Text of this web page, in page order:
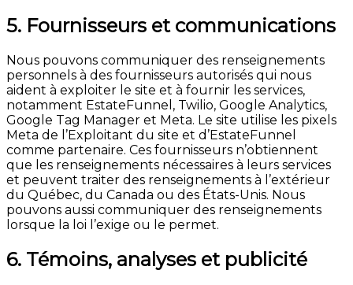
5. Fournisseurs et communications
Nous pouvons communiquer des renseignements
personnels à des fournisseurs autorisés qui nous
aident à exploiter le site et à fournir les services,
notamment EstateFunnel, Twilio, Google Analytics,
Google Tag Manager et Meta. Le site utilise les pixels
Meta de l’Exploitant du site et d’EstateFunnel
comme partenaire. Ces fournisseurs n’obtiennent
que les renseignements nécessaires à leurs services
et peuvent traiter des renseignements à l’extérieur
du Québec, du Canada ou des États-Unis. Nous
pouvons aussi communiquer des renseignements
lorsque la loi l’exige ou le permet.
6. Témoins, analyses et publicité